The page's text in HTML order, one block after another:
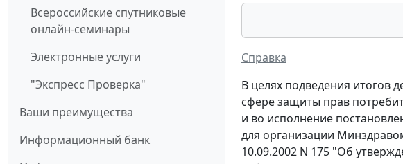
Всероссийские спутниковые
онлайн-семинары
Электронные услуги
"Экспресс Проверка"
Ваши преимущества
Информационный банк
Справка
В целях подведения итогов
сфере защиты прав
и во исполнение
для организации
10.09.2002 N 175 "Об